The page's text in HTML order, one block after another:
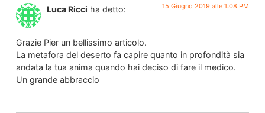
Luca Ricci ha detto: 15 Giugno 2019 alle 1:08 PM
Grazie Pier un bellissimo articolo.
La metafora del deserto fa capire quanto in profondità sia
andata la tua anima quando hai deciso di fare il medico.
Un grande abbraccio